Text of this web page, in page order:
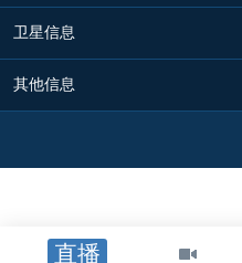
直播
卫星信息
其他信息